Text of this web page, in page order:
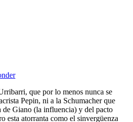
que por lo menos nunca se
Pepin, ni a la Schumacher que
de Giano (la influencia) y del pacto
esta atorranta como el sinvergüenza